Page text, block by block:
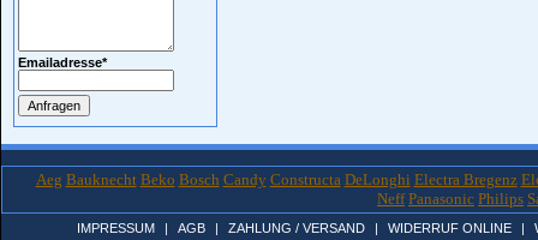
Emailadresse*
Aeg Bauknecht Beko Bosch Candy Constructa DeLonghi Electra Bregenz
Neff Panasonic Philips
IMPRESSUM | AGB | ZAHLUNG / VERSAND | WIDERRUF ONLINE |